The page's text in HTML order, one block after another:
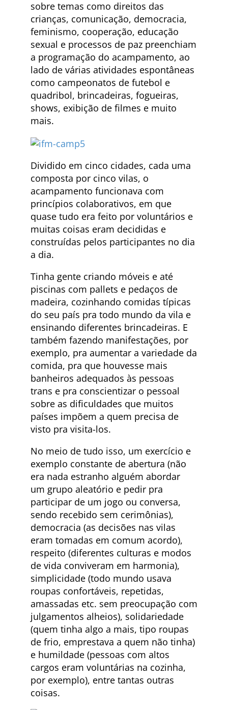
sobre temas como direitos das
crianças, comunicação, democracia,
feminismo, cooperação, educação
sexual e processos de paz preenchiam
a programação do acampamento, ao
lado de várias atividades espontâneas
como campeonatos de futebol e
quadribol, brincadeiras, fogueiras,
shows, exibição de filmes e muito
mais.
Dividido em cinco cidades, cada uma
composta por cinco vilas, o
acampamento funcionava com
princípios colaborativos, em que
quase tudo era feito por voluntários e
muitas coisas eram decididas e
construídas pelos participantes no dia
a dia.
Tinha gente criando móveis e até
piscinas com pallets e pedaços de
madeira, cozinhando comidas típicas
do seu país pra todo mundo da vila e
ensinando diferentes brincadeiras. E
também fazendo manifestações, por
exemplo, pra aumentar a variedade da
comida, pra que houvesse mais
banheiros adequados às pessoas
trans e pra conscientizar o pessoal
sobre as dificuldades que muitos
países impõem a quem precisa de
visto pra visita-los.
No meio de tudo isso, um exercício e
exemplo constante de abertura (não
era nada estranho alguém abordar
um grupo aleatório e pedir pra
participar de um jogo ou conversa,
sendo recebido sem cerimônias),
democracia (as decisões nas vilas
eram tomadas em comum acordo),
respeito (diferentes culturas e modos
de vida conviveram em harmonia),
simplicidade (todo mundo usava
roupas confortáveis, repetidas,
amassadas etc. sem preocupação com
julgamentos alheios), solidariedade
(quem tinha algo a mais, tipo roupas
de frio, emprestava a quem não tinha)
e humildade (pessoas com altos
cargos eram voluntárias na cozinha,
por exemplo), entre tantas outras
coisas.